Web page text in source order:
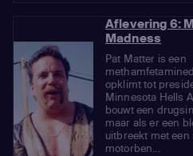
Aflevering 6:
Madness
Pat Matter is een
opklimt tot
Minnesota Hells
bouwt een
maar als er een
uitbreekt met
motorben...